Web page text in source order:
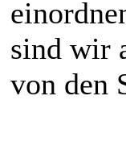
sind wir
von den